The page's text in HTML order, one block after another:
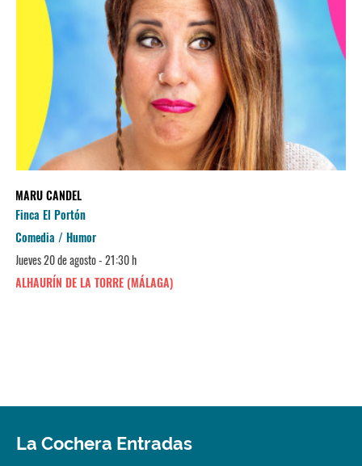
MARU CANDEL
Finca El Portón
Comedia / Humor
Jueves 20 de agosto - 21:30 h
ALHAURÍN DE LA TORRE (MÁLAGA)
La Cochera Entradas